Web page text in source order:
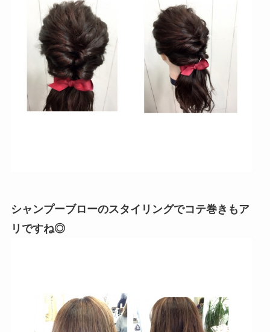
シャンプーブローのスタイリングでコテ巻きもア
リですね◎